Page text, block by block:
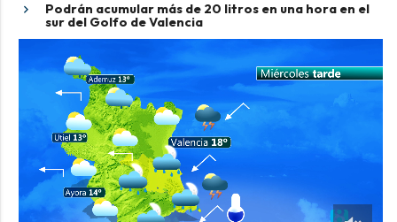
Podrán acumular más de 20 litros en una hora en el
sur del Golfo de Valencia